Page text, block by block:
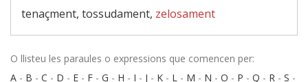
tenaçment, tossudament, zelosament
O llisteu les paraules o expressions que comencen per:
A - B - C - D - E - F - G - H - I - J - K - L - M - N - O - P - Q - R - S -